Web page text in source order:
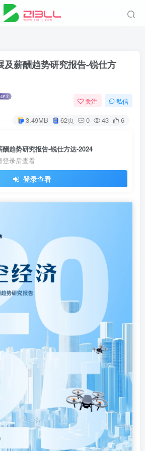
及薪酬趋势研究报告-锐仕方
关注 私信
3.49MB 62页 0 43 6
趋势研究报告-锐仕方达-2024
登录后查看
登录查看